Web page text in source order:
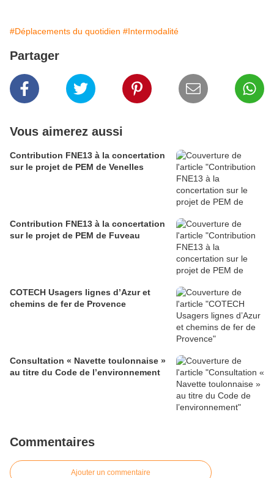
#Déplacements du quotidien #Intermodalité
Partager
Vous aimerez aussi
Contribution FNE13 à la concertation
sur le projet de PEM de Venelles
Contribution FNE13 à la concertation
sur le projet de PEM de Fuveau
COTECH Usagers lignes d’Azur et
chemins de fer de Provence
Consultation « Navette toulonnaise »
au titre du Code de l’environnement
Commentaires
Ajouter un commentaire